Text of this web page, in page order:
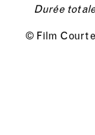
Durée
© Film